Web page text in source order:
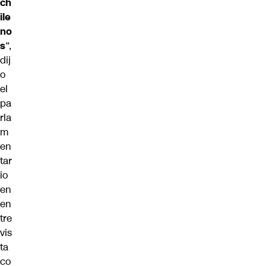
ile
no
s“,
dij
o
el
pa
rla
m
en
tar
io
en
en
tre
vis
ta
co